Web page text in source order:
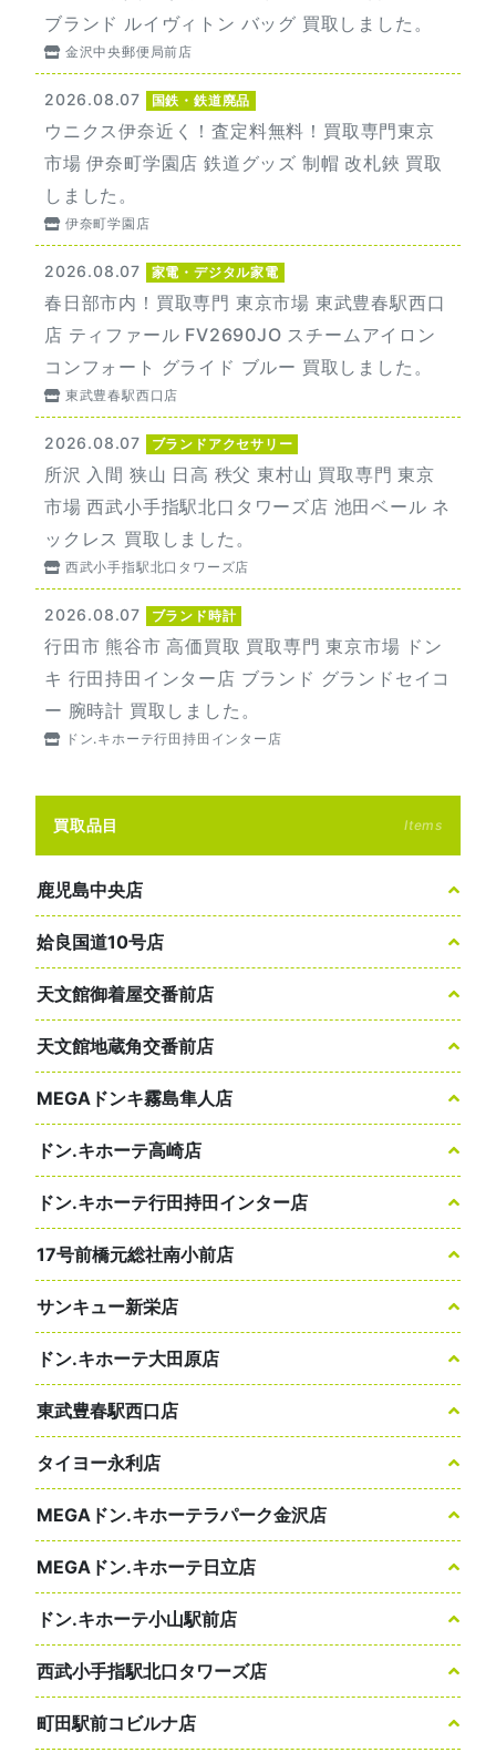
ブランド ルイヴィトン バッグ 買取しました。
金沢中央郵便局前店
2026.08.07 国鉄・鉄道廃品
ウニクス伊奈近く！査定料無料！買取専門東京
市場 伊奈町学園店 鉄道グッズ 制帽 改札鋏 買取
しました。
伊奈町学園店
2026.08.07 家電・デジタル家電
春日部市内！買取専門 東京市場 東武豊春駅西口
店 ティファール FV2690JO スチームアイロン
コンフォート グライド ブルー 買取しました。
東武豊春駅西口店
2026.08.07 ブランドアクセサリー
所沢 入間 狭山 日高 秩父 東村山 買取専門 東京
市場 西武小手指駅北口タワーズ店 池田ベール ネ
ックレス 買取しました。
西武小手指駅北口タワーズ店
2026.08.07 ブランド時計
行田市 熊谷市 高価買取 買取専門 東京市場 ドン
キ 行田持田インター店 ブランド グランドセイコ
ー 腕時計 買取しました。
ドン.キホーテ行田持田インター店
買取品目 Items
鹿児島中央店
姶良国道10号店
天文館御着屋交番前店
天文館地蔵角交番前店
MEGAドンキ霧島隼人店
ドン.キホーテ高崎店
ドン.キホーテ行田持田インター店
17号前橋元総社南小前店
サンキュー新栄店
ドン.キホーテ大田原店
東武豊春駅西口店
タイヨー永利店
MEGAドン.キホーテラパーク金沢店
MEGAドン.キホーテ日立店
ドン.キホーテ小山駅前店
西武小手指駅北口タワーズ店
町田駅前コビルナ店